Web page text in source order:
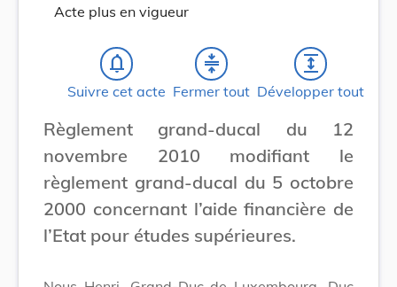
Acte plus en vigueur
notifications_none
Suivre cet acte
compress
Fermer tout
expand
Développer tout
Règlement grand-ducal du 12
novembre 2010 modifiant le
règlement grand-ducal du 5 octobre
2000 concernant l’aide financière de
l’Etat pour études supérieures.